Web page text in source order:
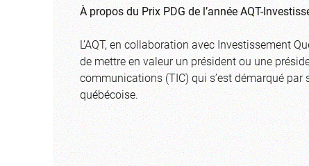
À propos du Prix PDG de l’année AQT-
L’AQT, en collaboration avec Investissement
de mettre en valeur un président ou une
communications (TIC) qui s’est démarqué
québécoise.